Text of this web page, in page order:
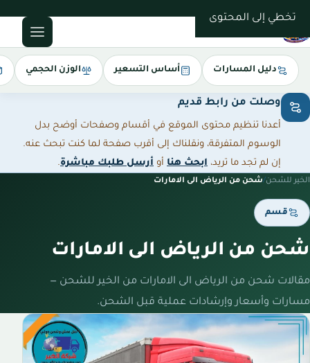
تخطي إلى المحتوى
دليل المسارات أساس التسعير الوزن الحجمي
وصلت من رابط قديم
أعدنا تنظيم محتوى الموقع في أقسام وصفحات أوضح بدل
الوسوم المتفرقة، ونقلناك إلى أقرب صفحة لما كنت تبحث عنه.
إن لم تجد ما تريد، ابحث هنا أو أرسل طلبك مباشرة.
الخير للشحن/شحن من الرياض الى الامارات
قسم
شحن من الرياض الى الامارات
مقالات شحن من الرياض الى الامارات من الخير للشحن —
مسارات وأسعار وإرشادات عملية قبل الشحن.